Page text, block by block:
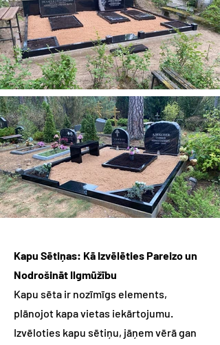
Kapu Sētiņas: Kā Izvēlēties Pareizo un
Nodrošināt Ilgmūžību
Kapu sēta ir nozīmīgs elements,
plānojot kapa vietas iekārtojumu.
Izvēloties kapu sētiņu, jāņem vērā gan